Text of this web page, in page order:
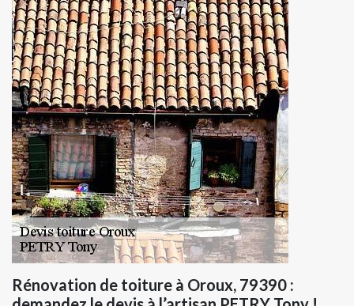
Rénovation de toiture à Oroux, 79390 :